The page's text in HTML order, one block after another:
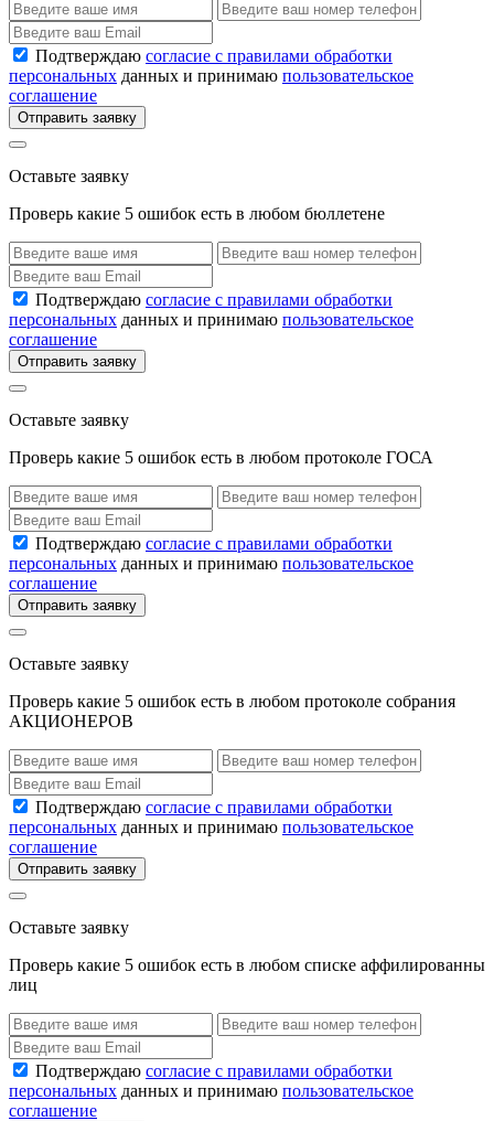
Подтверждаю согласие с правилами обработки
персональных данных и принимаю пользовательское
соглашение
Отправить заявку
Оставьте заявку
Проверь какие 5 ошибок есть в любом бюллетене
Подтверждаю согласие с правилами обработки
персональных данных и принимаю пользовательское
соглашение
Отправить заявку
Оставьте заявку
Проверь какие 5 ошибок есть в любом протоколе ГОСА
Подтверждаю согласие с правилами обработки
персональных данных и принимаю пользовательское
соглашение
Отправить заявку
Оставьте заявку
Проверь какие 5 ошибок есть в любом протоколе собрания
АКЦИОНЕРОВ
Подтверждаю согласие с правилами обработки
персональных данных и принимаю пользовательское
соглашение
Отправить заявку
Оставьте заявку
Проверь какие 5 ошибок есть в любом списке аффилированны
лиц
Подтверждаю согласие с правилами обработки
персональных данных и принимаю пользовательское
соглашение